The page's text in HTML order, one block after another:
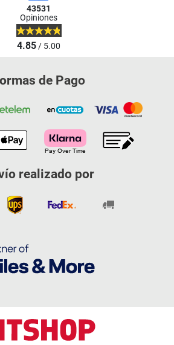
43531
Opiniones
4.85/ 5.00
de Pago
realizado por